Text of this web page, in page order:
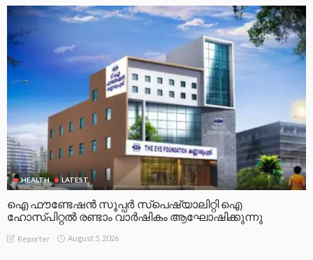
HEALTH LATEST
ഐ ഫൗണ്ടേഷൻ സൂപ്പർ സ്പെഷ്യാലിറ്റി ഐ
ഹോസ്പിറ്റൽ രണ്ടാം വാർഷികം ആഘോഷിക്കുന്നു
Reporter August 5, 2026